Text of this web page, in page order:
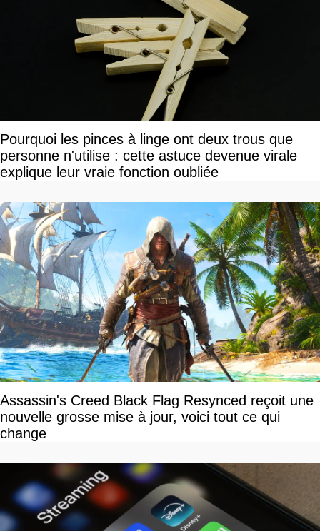
Pourquoi les pinces à linge ont deux trous que
personne n'utilise : cette astuce devenue virale
explique leur vraie fonction oubliée
Assassin's Creed Black Flag Resynced reçoit une
nouvelle grosse mise à jour, voici tout ce qui
change